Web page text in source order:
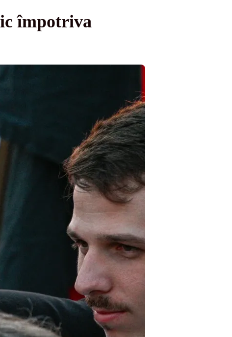
împotriva